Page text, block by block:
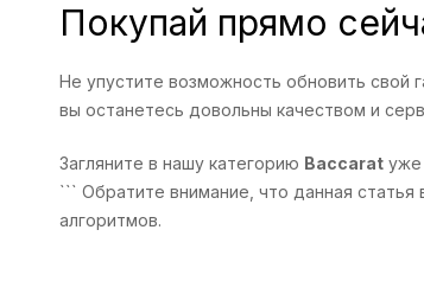
Покупай прямо
Не упустите возможность обновить свой
вы останетесь довольны качеством и
Загляните в нашу категорию Baccarat уже
``` Обратите внимание, что данная
алгоритмов.